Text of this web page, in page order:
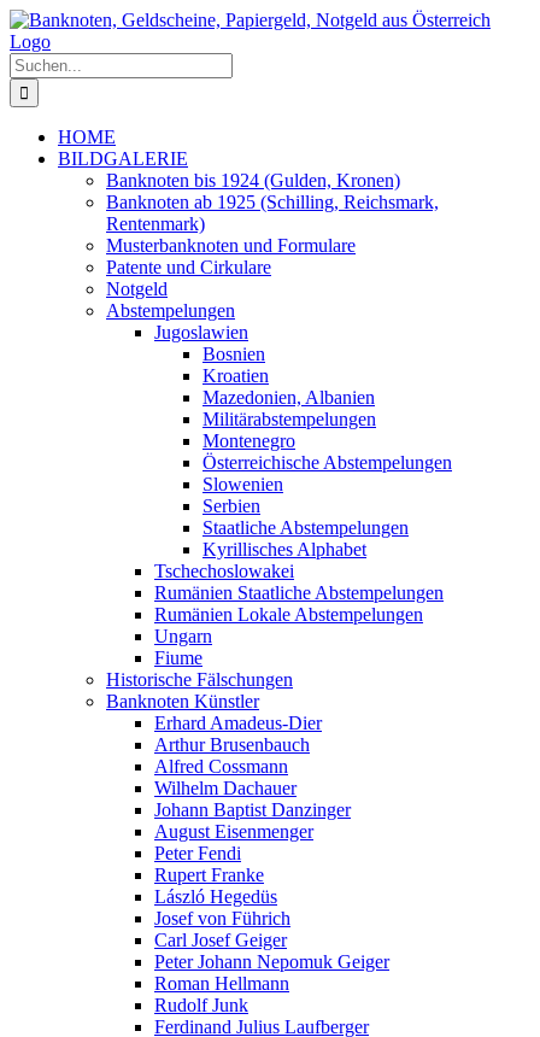
Zum
Inhalt
springen
Suche
nach:
HOME
BILDGALERIE
Banknoten bis 1924 (Gulden, Kronen)
Banknoten ab 1925 (Schilling, Reichsmark,
Rentenmark)
Musterbanknoten und Formulare
Patente und Cirkulare
Notgeld
Abstempelungen
Jugoslawien
Bosnien
Kroatien
Mazedonien, Albanien
Militärabstempelungen
Montenegro
Österreichische Abstempelungen
Slowenien
Serbien
Staatliche Abstempelungen
Kyrillisches Alphabet
Tschechoslowakei
Rumänien Staatliche Abstempelungen
Rumänien Lokale Abstempelungen
Ungarn
Fiume
Historische Fälschungen
Banknoten Künstler
Erhard Amadeus-Dier
Arthur Brusenbauch
Alfred Cossmann
Wilhelm Dachauer
Johann Baptist Danzinger
August Eisenmenger
Peter Fendi
Rupert Franke
László Hegedüs
Josef von Führich
Carl Josef Geiger
Peter Johann Nepomuk Geiger
Roman Hellmann
Rudolf Junk
Ferdinand Julius Laufberger